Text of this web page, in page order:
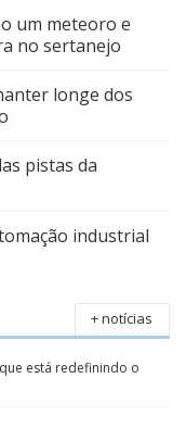
um meteoro e
no sertanejo
longe dos
pistas da
industrial
+ notícias
está redefinindo o